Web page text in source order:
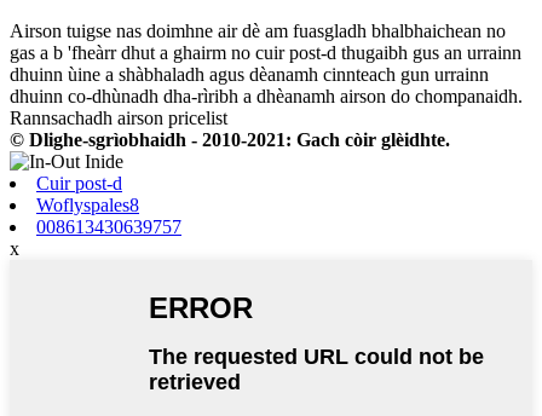
Airson tuigse nas doimhne air dè am fuasgladh bhalbhaichean no
gas a b 'fheàrr dhut a ghairm no cuir post-d thugaibh gus an urrainn
dhuinn ùine a shàbhaladh agus dèanamh cinnteach gun urrainn
dhuinn co-dhùnadh dha-rìribh a dhèanamh airson do chompanaidh.
Rannsachadh airson pricelist
© Dlighe-sgrìobhaidh - 2010-2021: Gach còir glèidhte.
Cuir post-d
Woflyspales8
008613430639757
x